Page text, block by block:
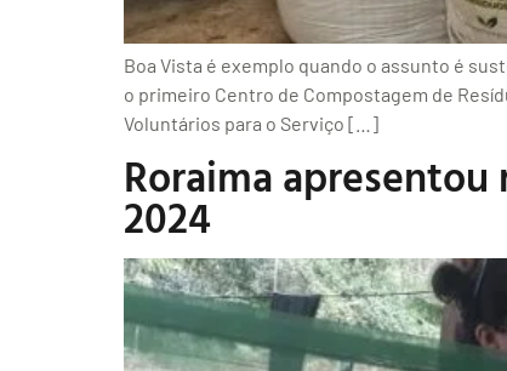
Boa Vista é exemplo quando o assunto é
o primeiro Centro de Compostagem de
Voluntários para o Serviço […]
Roraima
2024